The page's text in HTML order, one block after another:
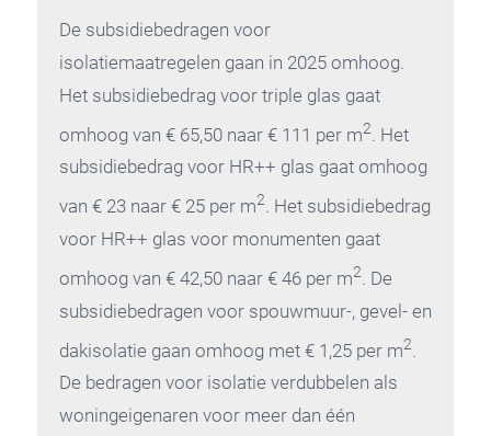
De subsidiebedragen voor
isolatiemaatregelen gaan in 2025 omhoog.
Het subsidiebedrag voor triple glas gaat
omhoog van € 65,50 naar € 111 per m2. Het
subsidiebedrag voor HR++ glas gaat omhoog
van € 23 naar € 25 per m2. Het subsidiebedrag
voor HR++ glas voor monumenten gaat
omhoog van € 42,50 naar € 46 per m2. De
subsidiebedragen voor spouwmuur-, gevel- en
dakisolatie gaan omhoog met € 1,25 per m2.
De bedragen voor isolatie verdubbelen als
woningeigenaren voor meer dan één